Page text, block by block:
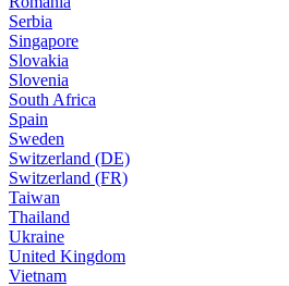
Serbia
Singapore
Slovakia
Slovenia
South Africa
Spain
Sweden
Switzerland (DE)
Switzerland (FR)
Taiwan
Thailand
Ukraine
United Kingdom
Vietnam